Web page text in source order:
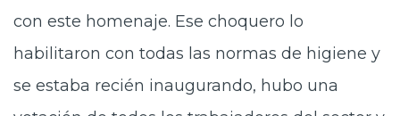
con este homenaje. Ese choquero lo
habilitaron con todas las normas de higiene y
se estaba recién inaugurando, hubo una